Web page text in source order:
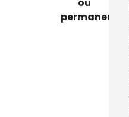
permanente